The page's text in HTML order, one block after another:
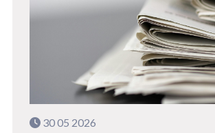
30 05 2026